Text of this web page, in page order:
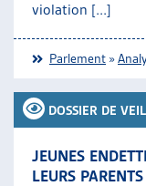
violation [...]
Parlement »
DOSSIER DE
JEUNES
LEURS